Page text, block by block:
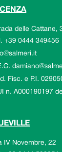
delle Cattane,
+39 0444 349456
Fisc. e P.I.
n. A000190197
IV Novembre, 22